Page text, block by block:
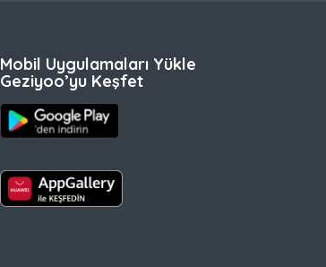
Mobil Uygulamaları Yükle
Geziyoo’yu Keşfet